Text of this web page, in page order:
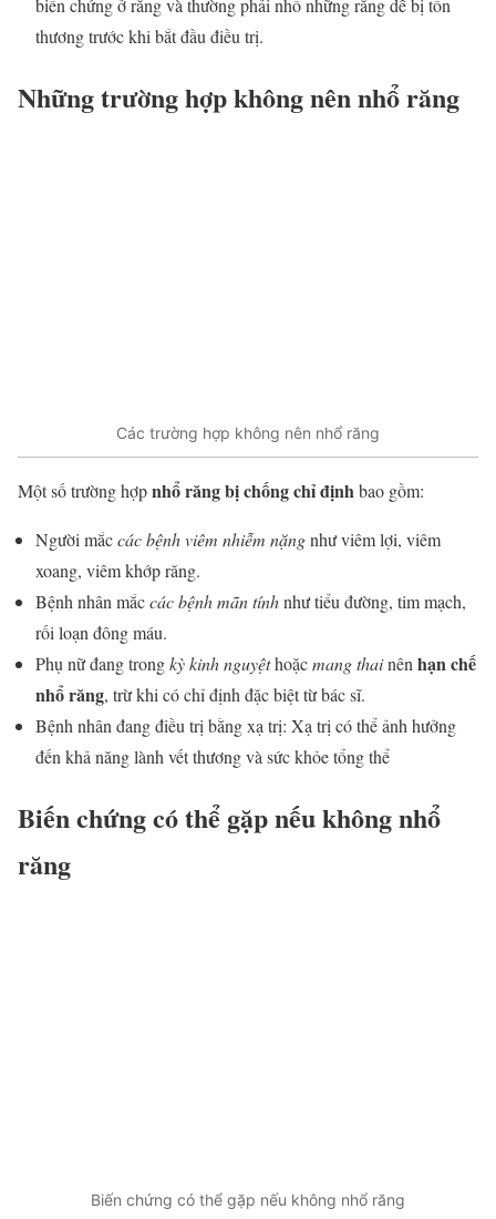
biến chứng ở răng và thường phải nhổ những răng dễ bị tổn
thương trước khi bắt đầu điều trị.
Những trường hợp không nên nhổ răng
Các trường hợp không nên nhổ răng
Một số trường hợpnhổ răng bị chống chỉ địnhbao gồm:
Người mắccác bệnh viêm nhiễm nặngnhư viêm lợi, viêm
xoang, viêm khớp răng.
Bệnh nhân mắccác bệnh mãn tínhnhư tiểu đường, tim mạch,
rối loạn đông máu.
Phụ nữ đang trongkỳ kinh nguyệthoặcmang thainên hạn chế
nhổ răng, trừ khi có chỉ định đặc biệt từ bác sĩ.
Bệnh nhân đang điều trị bằng xạ trị: Xạ trị có thể ảnh hưởng
đến khả năng lành vết thương và sức khỏe tổng thể
Biến chứng có thể gặp nếu không nhổ
răng
Biến chứng có thể gặp nếu không nhổ răng